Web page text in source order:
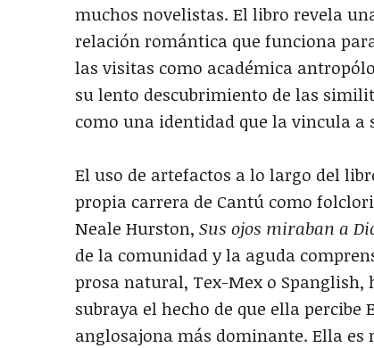
muchos novelistas. El libro revela
relación romántica que funciona
las visitas como académica
su lento descubrimiento de las
como una identidad que la vincula a
El uso de artefactos a lo largo del
propia carrera de Cantú como
Neale Hurston, Sus ojos miraban a
de la comunidad y la aguda
prosa natural, Tex-Mex o Spanglish,
subraya el hecho de que ella
anglosajona más dominante. Ella